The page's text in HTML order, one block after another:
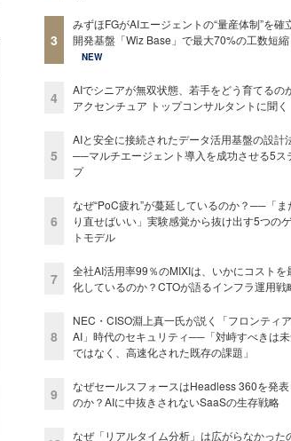
3
みずほFGがAIエージェントの“量産体制”を確
開発基盤「Wiz Base」で最大70%の工数短縮
NEW
4
AIでシニアが無双状態、若手をどう育てるの
アクセンチュア トップコンサルタントに聞く
5
AIと安全に接続されたデータ活用基盤の設計
──マルチエージェント導入を成功させる5ス
プ
6
なぜ“PoC疲れ”が蔓延しているのか？──「ま
り直せばいい」実験感覚から抜け出す5つの
トモデル
7
全社AI活用率99％のMIXIは、いかにコストを
化しているのか？CTOが語るインフラ運用戦
8
NEC・CISO淵上真一氏が説く「フロンティア
AI」時代のセキュリティ──「対峙すべきは
ではなく、高速化された既存の課題」
9
なぜセールスフォースはHeadless 360を発表
のか？AIに中抜きされないSaaSの生存戦略
なぜ「リアルタイム分析」は広がらなかった